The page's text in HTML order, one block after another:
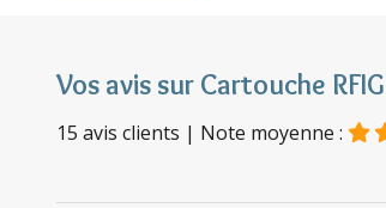
Température de l'eau : 5°C à
Rendement (pour 2
La cartouche est conçue pour
Vos avis sur Cartouche
15 avis clients | Note moyenne :